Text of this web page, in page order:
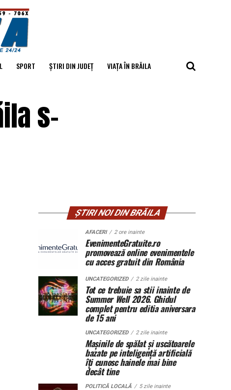
SPORT ȘTIRI DIN JUDEȚ VIAȚA ÎN BRĂILA
s-
ȘTIRI NOI DIN BRĂILA
AFACERI 2 ore inainte
EvenimenteGratuite.ro
promovează online evenimentele
cu acces gratuit din România
UNCATEGORIZED 2 zile inainte
Tot ce trebuie sa stii inainte de
Summer Well 2026. Ghidul
complet pentru editia aniversara
de 15 ani
UNCATEGORIZED 2 zile inainte
Mașinile de spălat și uscătoarele
bazate pe inteligență artificială
îți cunosc hainele mai bine
decât tine
POLITICĂ LOCALĂ 5 zile inainte